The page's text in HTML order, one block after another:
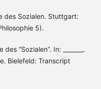
des Sozialen. Stuttgart:
5).
“Sozialen”. In: _______.
Bielefeld: Transcript